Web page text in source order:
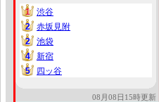
1
1
渋谷
2
2
赤坂見附
2
2
池袋
4
4
新宿
5
5 四ッ谷
08月08日15時更新